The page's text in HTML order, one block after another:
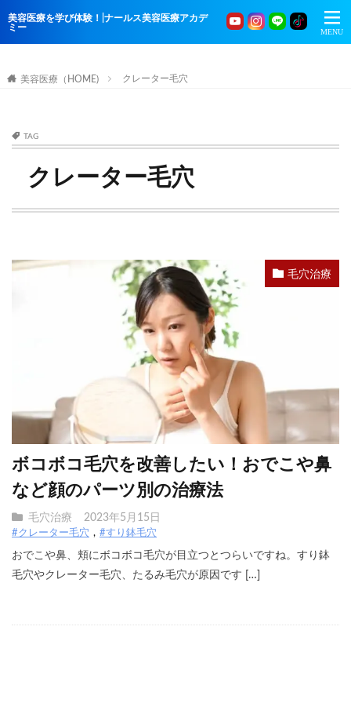
美容医療を学び体験！|ナールス美容医療アカデ
ミー
美容医療（HOME) クレーター毛穴
TAG
クレーター毛穴
毛穴治療
ボコボコ毛穴を改善したい！おでこや鼻
など顔のパーツ別の治療法
毛穴治療 2023年5月15日
#クレーター毛穴 #すり鉢毛穴
おでこや鼻、頬にボコボコ毛穴が目立つとつらいですね。すり鉢
毛穴やクレーター毛穴、たるみ毛穴が原因です […]